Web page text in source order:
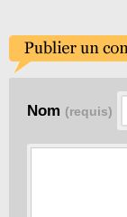
Nom (requis)